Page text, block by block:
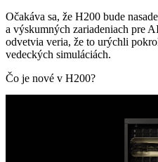
Očakáva sa, že H200 bude
a výskumných zariadeniach pre
odvetvia veria, že to urýchli
vedeckých simuláciách.
Čo je nové v H200?